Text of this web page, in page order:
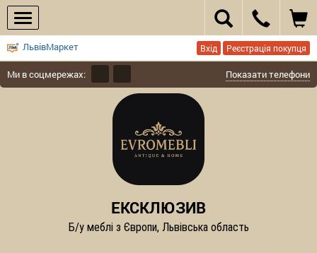
Вхід Реєстрація покупця
ЛьвівМаркет
Ми в соцмережах: Показати телефони
ЕКСКЛЮЗИВ
Б/у меблі з Європи, Львівська область